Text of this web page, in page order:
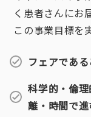
く患者さんにお
この事業目標を
フェアである
科学的・倫
離・時間で進